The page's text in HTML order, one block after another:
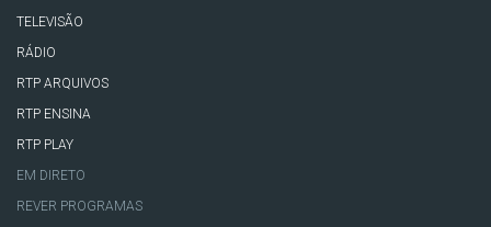
TELEVISÃO
RÁDIO
RTP ARQUIVOS
RTP ENSINA
RTP PLAY
EM DIRETO
REVER PROGRAMAS